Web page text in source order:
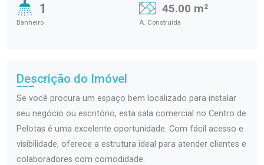
1
Banheiro
45.00 m²
A. Construída
Descrição do Imóvel
Se você procura um espaço bem localizado para instalar
seu negócio ou escritório, esta sala comercial no Centro de
Pelotas é uma excelente oportunidade. Com fácil acesso e
visibilidade, oferece a estrutura ideal para atender clientes e
colaboradores com comodidade.